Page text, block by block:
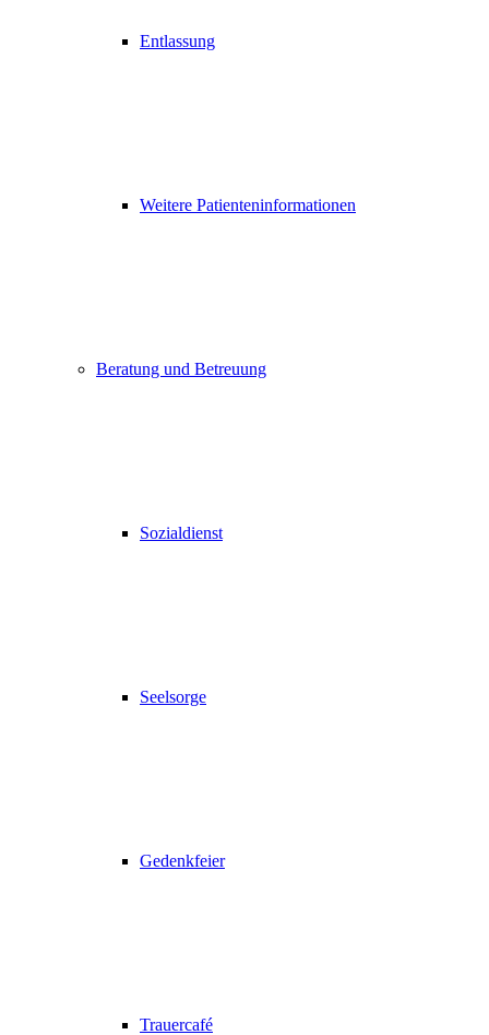
Entlassung
Weitere Patienteninformationen
Beratung und Betreuung
Sozialdienst
Seelsorge
Gedenkfeier
Trauercafé